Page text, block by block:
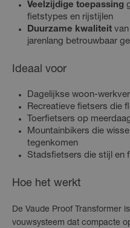
Veelzijdige toepassing
fietstypes en rijstijlen
Duurzame kwaliteit
jarenlang betrouwbaar
Ideaal voor
Dagelijkse woon-
Recreatieve fietsers die
Toerfietsers op
Mountainbikers die
tegenkomen
Stadsfietsers die stijl en
Hoe het werkt
De Vaude Proof Transformer
vouwsysteem dat compacte